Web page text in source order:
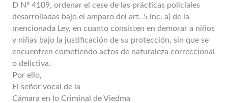
D Nº 4109, ordenar el cese de las prácticas policiales
desarrolladas bajo el amparo del art. 5 inc. a) de la
mencionada Ley, en cuanto consisten en demorar a niños
y niñas bajo la justificación de su protección, sin que se
encuentren cometiendo actos de naturaleza correccional
o delictiva.
Por ello,
El señor vocal de la
Cámara en lo Criminal de Viedma